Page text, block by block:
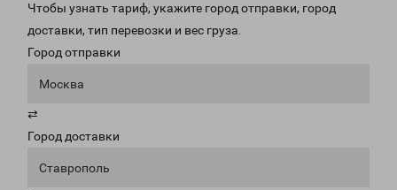
Чтобы узнать тариф, укажите город отправки, город
доставки, тип перевозки и вес груза.
Город отправки
Москва
⇄
Город доставки
Ставрополь